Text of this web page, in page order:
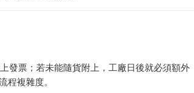
發票；若未能隨貨附上，工廠日後就必須額外
程複雜度。